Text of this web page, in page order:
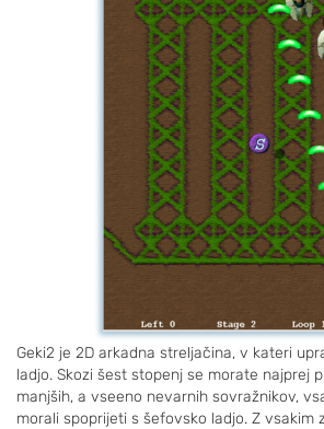
Geki2 je 2D arkadna streljačina, v kateri
ladjo. Skozi šest stopenj se morate najprej
manjših, a vseeno nevarnih sovražnikov,
morali spoprijeti s šefovsko ladjo. Z vsakim